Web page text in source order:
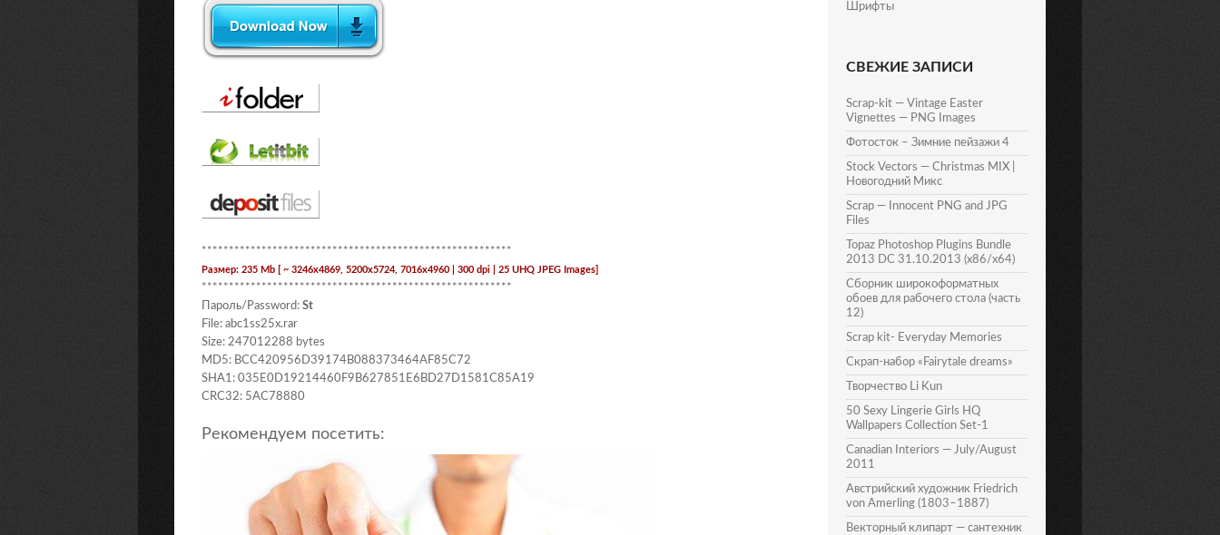
*********************************************************
Размер: 235 Mb [ ~ 3246x4869, 5200x5724, 7016x4960 | 300 dpi | 25 UHQ JPEG Images]
*********************************************************
Пароль/Password: St
File: abc1ss25x.rar
Size: 247012288 bytes
MD5: BCC420956D39174B088373464AF85C72
SHA1: 035E0D19214460F9B627851E6BD27D1581C85A19
CRC32: 5AC78880
Рекомендуем посетить:
Шрифты
СВЕЖИЕ ЗАПИСИ
Scrap-kit — Vintage Easter
Vignettes — PNG Images
Фотосток – Зимние пейзажи 4
Stock Vectors — Christmas MIX |
Новогодний Микс
Scrap — Innocent PNG and JPG
Files
Topaz Photoshop Plugins Bundle
2013 DC 31.10.2013 (x86/x64)
Сборник широкоформатных
обоев для рабочего стола (часть
12)
Scrap kit- Everyday Memories
Скрап-набор «Fairytale dreams»
Творчество Li Kun
50 Sexy Lingerie Girls HQ
Wallpapers Collection Set-1
Canadian Interiors — July/August
2011
Австрийский художник Friedrich
von Amerling (1803–1887)
Векторный клипарт — сантехник